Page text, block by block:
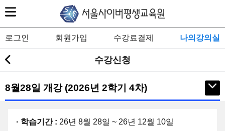
로그인 회원가입 수강료결제 나의강의실
수강신청
8월28일 개강 (2026년 2학기 4차)
· 학습기간 : 26년 8월 28일 ~ 26년 12월 10일